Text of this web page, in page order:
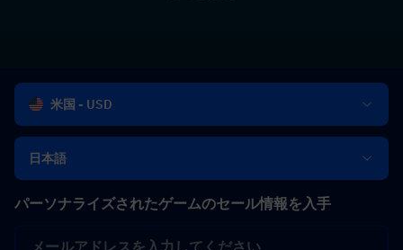
米国 - USD
日本語
パーソナライズされたゲームのセール情報を入手